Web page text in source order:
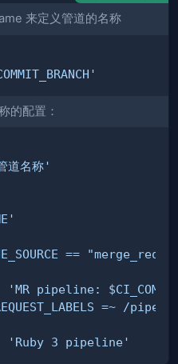
来定义管道的名称
的配置：
道名称'
==
'MR pipeline:
=~ /
'Ruby 3 pipeline'